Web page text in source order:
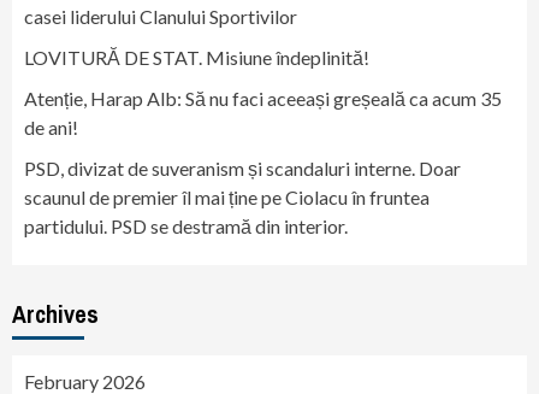
casei liderului Clanului Sportivilor
LOVITURĂ DE STAT. Misiune îndeplinită!
Atenție, Harap Alb: Să nu faci aceeași greșeală ca acum 35
de ani!
PSD, divizat de suveranism și scandaluri interne. Doar
scaunul de premier îl mai ține pe Ciolacu în fruntea
partidului. PSD se destramă din interior.
Archives
February 2026